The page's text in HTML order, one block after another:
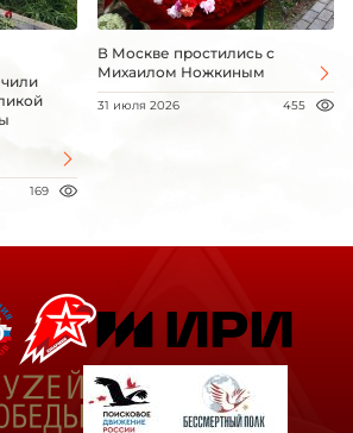
169
В Москве простились с
Михаилом Ножкиным
31 июля 2026 455